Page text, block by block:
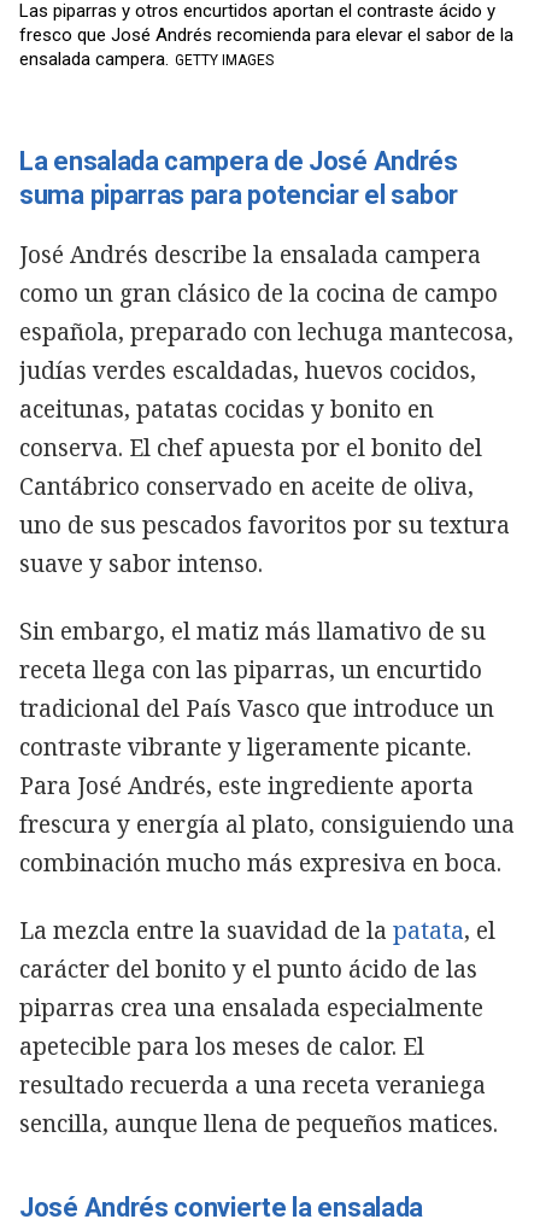
Las piparras y otros encurtidos aportan el contraste ácido y
fresco que José Andrés recomienda para elevar el sabor de la
ensalada campera. GETTY IMAGES
La ensalada campera de José Andrés
suma piparras para potenciar el sabor
José Andrés describe la ensalada campera
como un gran clásico de la cocina de campo
española, preparado con lechuga mantecosa,
judías verdes escaldadas, huevos cocidos,
aceitunas, patatas cocidas y bonito en
conserva. El chef apuesta por el bonito del
Cantábrico conservado en aceite de oliva,
uno de sus pescados favoritos por su textura
suave y sabor intenso.
Sin embargo, el matiz más llamativo de su
receta llega con las piparras, un encurtido
tradicional del País Vasco que introduce un
contraste vibrante y ligeramente picante.
Para José Andrés, este ingrediente aporta
frescura y energía al plato, consiguiendo una
combinación mucho más expresiva en boca.
La mezcla entre la suavidad de la patata, el
carácter del bonito y el punto ácido de las
piparras crea una ensalada especialmente
apetecible para los meses de calor. El
resultado recuerda a una receta veraniega
sencilla, aunque llena de pequeños matices.
José Andrés convierte la ensalada